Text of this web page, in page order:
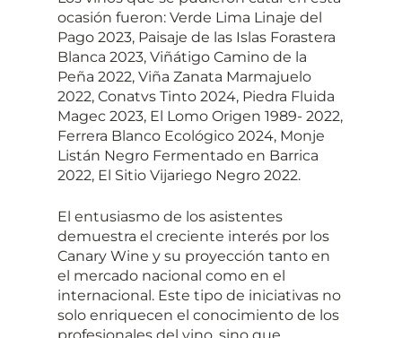
ocasión fueron: Verde Lima Linaje del
Pago 2023, Paisaje de las Islas Forastera
Blanca 2023, Viñátigo Camino de la
Peña 2022, Viña Zanata Marmajuelo
2022, Conatvs Tinto 2024, Piedra Fluida
Magec 2023, El Lomo Origen 1989- 2022,
Ferrera Blanco Ecológico 2024, Monje
Listán Negro Fermentado en Barrica
2022, El Sitio Vijariego Negro 2022.
El entusiasmo de los asistentes
demuestra el creciente interés por los
Canary Wine y su proyección tanto en
el mercado nacional como en el
internacional. Este tipo de iniciativas no
solo enriquecen el conocimiento de los